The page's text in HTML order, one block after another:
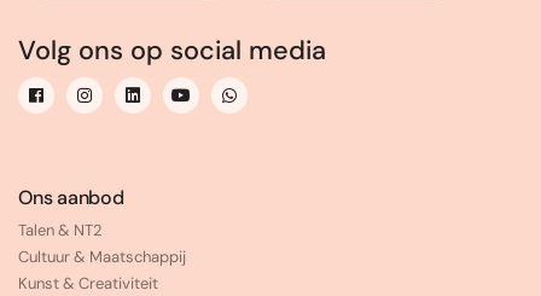
Volg ons op social media
Ons aanbod
Talen & NT2
Cultuur & Maatschappij
Kunst & Creativiteit